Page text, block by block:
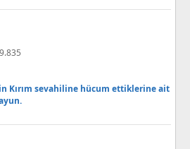
Kırım sevahiline hücum ettiklerine ait